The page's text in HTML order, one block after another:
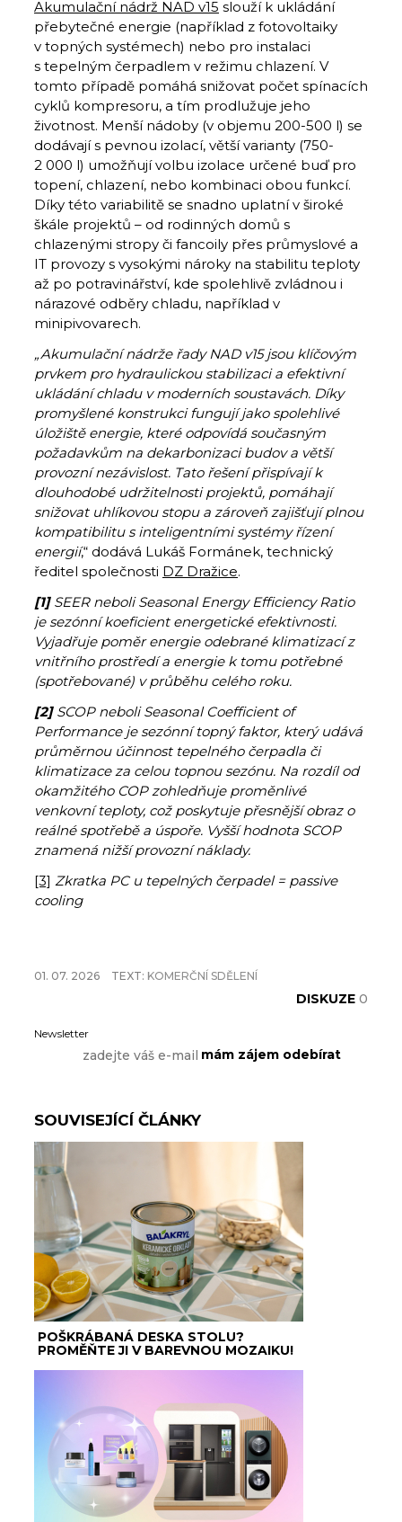
Akumulační nádrž NAD v15 slouží k ukládání
přebytečné energie (například z fotovoltaiky
v topných systémech) nebo pro instalaci
s tepelným čerpadlem v režimu chlazení. V
tomto případě pomáhá snižovat počet spínacích
cyklů kompresoru, a tím prodlužuje jeho
životnost. Menší nádoby (v objemu 200-500 l) se
dodávají s pevnou izolací, větší varianty (750-
2 000 l) umožňují volbu izolace určené buď pro
topení, chlazení, nebo kombinaci obou funkcí.
Díky této variabilitě se snadno uplatní v široké
škále projektů – od rodinných domů s
chlazenými stropy či fancoily přes průmyslové a
IT provozy s vysokými nároky na stabilitu teploty
až po potravinářství, kde spolehlivě zvládnou i
nárazové odběry chladu, například v
minipivovarech.
„Akumulační nádrže řady NAD v15 jsou klíčovým
prvkem pro hydraulickou stabilizaci a efektivní
ukládání chladu v moderních soustavách. Díky
promyšlené konstrukci fungují jako spolehlivé
úložiště energie, které odpovídá současným
požadavkům na dekarbonizaci budov a větší
provozní nezávislost. Tato řešení přispívají k
dlouhodobé udržitelnosti projektů, pomáhají
snižovat uhlíkovou stopu a zároveň zajišťují plnou
kompatibilitu s inteligentními systémy řízení
energií,“ dodává Lukáš Formánek, technický
ředitel společnosti DZ Dražice.
[1]SEER neboli Seasonal Energy Efficiency Ratio
je sezónní koeficient energetické efektivnosti.
Vyjadřuje poměr energie odebrané klimatizací z
vnitřního prostředí a energie k tomu potřebné
(spotřebované) v průběhu celého roku.
[2]SCOP neboli Seasonal Coefficient of
Performance je sezónní topný faktor, který udává
průměrnou účinnost tepelného čerpadla či
klimatizace za celou topnou sezónu. Na rozdíl od
okamžitého COP zohledňuje proměnlivé
venkovní teploty, což poskytuje přesnější obraz o
reálné spotřebě a úspoře. Vyšší hodnota SCOP
znamená nižší provozní náklady.
[3] Zkratka PC u tepelných čerpadel = passive
cooling
01. 07. 2026 TEXT: KOMERČNÍ SDĚLENÍ
DISKUZE 0
Newsletter
SOUVISEJÍCÍ ČLÁNKY
POŠKRÁBANÁ DESKA STOLU?
PROMĚŇTE JI V BAREVNOU MOZAIKU!